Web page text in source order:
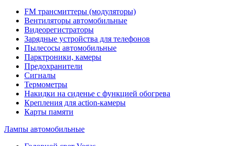
FM трансмиттеры (модуляторы)
Вентиляторы автомобильные
Видеорегистраторы
Зарядные устройства для телефонов
Пылесосы автомобильные
Парктроники, камеры
Предохранители
Сигналы
Термометры
Накидки на сиденье с функцией обогрева
Крепления для action-камеры
Карты памяти
Лампы автомобильные